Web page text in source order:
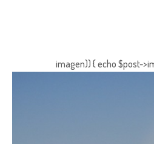
imagen)) { echo $post-